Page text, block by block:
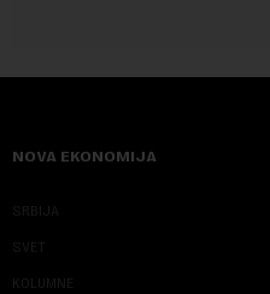
NOVA EKONOMIJA
SRBIJA
SVET
KOLUMNE